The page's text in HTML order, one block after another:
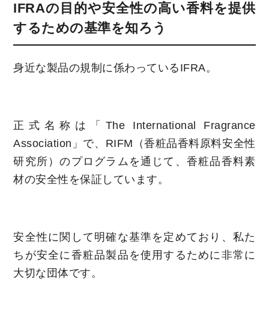
IFRAの目的や安全性の高い香料を提供
するための基準を知ろう
身近な製品の規制に係わっているIFRA。
正式名称は「The International Fragrance
Association」で、RIFM（香粧品香料原料安全性
研究所）のプログラムを通じて、香粧品香料素
材の安全性を保証しています。
安全性に関して明確な基準を定めており、私た
ちが安全に香粧品製品を使用するために非常に
大切な団体です。